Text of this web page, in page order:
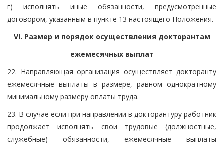
г) исполнять иные обязанности, предусмотренные
договором, указанным в пункте 13 настоящего Положения.
VI. Размер и порядок осуществления докторантам
ежемесячных выплат
22. Направляющая организация осуществляет докторанту
ежемесячные выплаты в размере, равном однократному
минимальному размеру оплаты труда.
23. В случае если при направлении в докторантуру работник
продолжает исполнять свои трудовые (должностные,
служебные) обязанности, ежемесячные выплаты